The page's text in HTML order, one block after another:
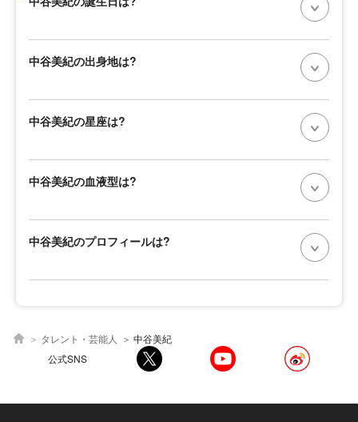
中谷美紀の出身地は?
中谷美紀の星座は?
中谷美紀の血液型は?
中谷美紀のプロフィールは?
タレント・芸能人
中谷美紀
公式SNS